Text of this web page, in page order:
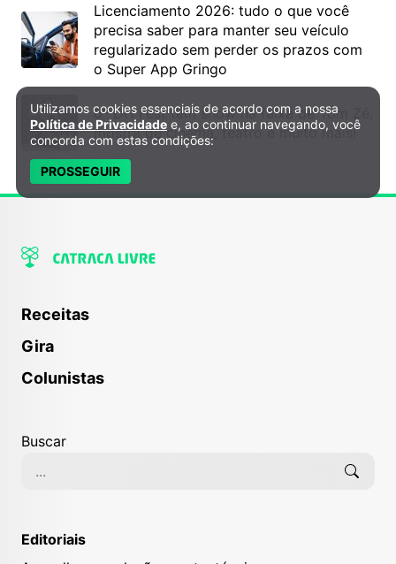
Licenciamento 2026: tudo o que você
precisa saber para manter seu veículo
regularizado sem perder os prazos com
o Super App Gringo
6º DH Fest tem show na faixa de Tom Zé,
mostra de cinema, teatro e muito mais!
Receitas
Gira
Colunistas
Buscar
Editoriais
Política de Privacidade e Cookies
Utilizamos cookies essenciais de acordo com a nossa
Política de Privacidade e, ao continuar navegando, você
concorda com estas condições:
PROSSEGUIR